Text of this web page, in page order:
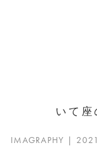
いて座
IMAGRAPHY |